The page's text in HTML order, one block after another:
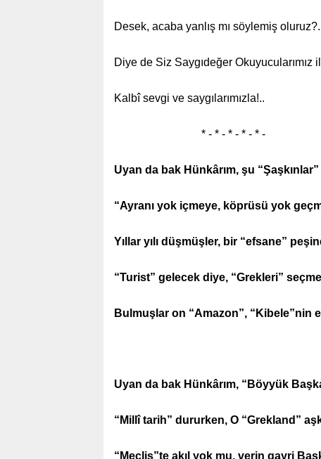
Desek, acaba yanlış mı söylemiş
Diye de Siz Saygıdeğer
Kalbî sevgi ve saygılarımızla!..
* - * - * - * - * -
Uyan da bak Hünkârım, şu
“Ayranı yok içmeye, köprüsü yok
Yıllar yılı düşmüşler, bir “efsane”
“Turist” gelecek diye, “Grekleri”
Bulmuşlar on “Amazon”, “Kibele”nin
Uyan da bak Hünkârım, “Böyyük
“Millî tarih” dururken, O “Grekland”
“Meclis”te akıl yok mu, verin gayri